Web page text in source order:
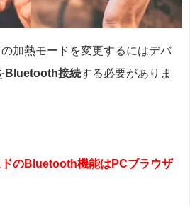
加熱モードを変更するにはデバ
Bluetooth接続する必要がありま
のBluetooth機能はPCブラウザ